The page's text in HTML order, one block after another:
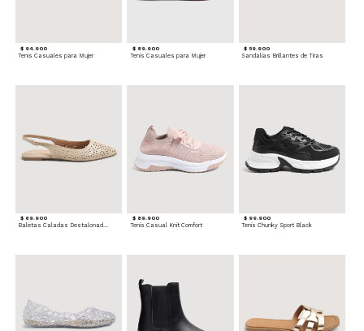
$ 94.900
Tenis Casuales para Mujer
$ 89.900
Tenis Casuales para Mujer
$ 59.900
Sandalias Brillantes de Tiras
$ 69.900
Baletas Caladas Destalonadas
$ 89.900
Tenis Casual Knit Comfort
$ 99.900
Tenis Chunky Sport Black